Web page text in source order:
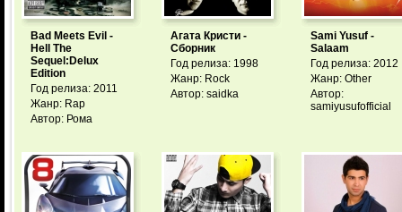
Bad Meets Evil -
Hell The
Sequel:Delux
Edition
Год релиза: 2011
Жанр: Rap
Автор: Рома
Агата Кристи -
Сборник
Год релиза: 1998
Жанр: Rock
Автор: saidka
Sami Yusuf -
Salaam
Год релиза: 2012
Жанр: Other
Автор:
samiyusufofficial